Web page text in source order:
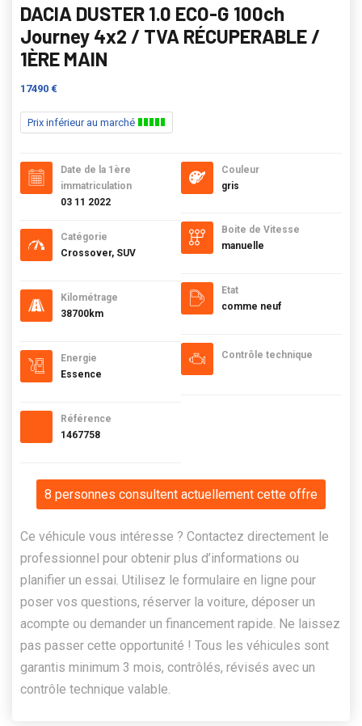
DACIA DUSTER 1.0 ECO-G 100ch
Journey 4x2 / TVA RÉCUPERABLE /
1ÈRE MAIN
17490 €
Prix inférieur au marché
Date de la 1ère
immatriculation
03 11 2022
Catégorie
Crossover, SUV
Kilométrage
38700km
Energie
Essence
Référence
1467758
Couleur
gris
Boite de Vitesse
manuelle
Etat
comme neuf
Contrôle technique
8 personnes consultent actuellement cette offre
Ce véhicule vous intéresse ? Contactez directement le
professionnel pour obtenir plus d’informations ou
planifier un essai. Utilisez le formulaire en ligne pour
poser vos questions, réserver la voiture, déposer un
acompte ou demander un financement rapide. Ne laissez
pas passer cette opportunité ! Tous les véhicules sont
garantis minimum 3 mois, contrôlés, révisés avec un
contrôle technique valable.